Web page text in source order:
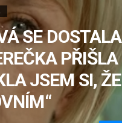
SE DOSTALA
PŘIŠLA
JSEM SI, ŽE